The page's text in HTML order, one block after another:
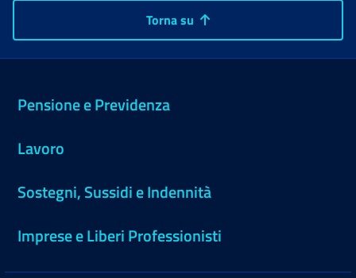
Torna su
Pensione e Previdenza
Lavoro
Sostegni, Sussidi e Indennità
Imprese e Liberi Professionisti